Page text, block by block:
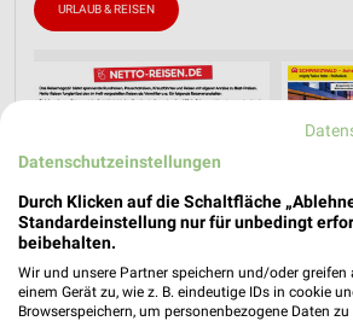
URLAUB & REISEN
Datenschutzeinstellungen
Durch Klicken auf die Schaltfläche
Standardeinstellung nur für unbedingt
beibehalten.
Wir und unsere Partner speichern und/oder
einem Gerät zu, wie z. B. eindeutige IDs in cookie
Browserspeichern, um personenbezogene Daten